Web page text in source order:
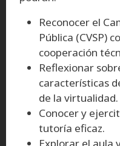
Reconocer el
Pública (CVSP)
cooperación
Reflexionar
características
de la virtualidad.
Conocer y
tutoría eficaz.
Explorar el aula